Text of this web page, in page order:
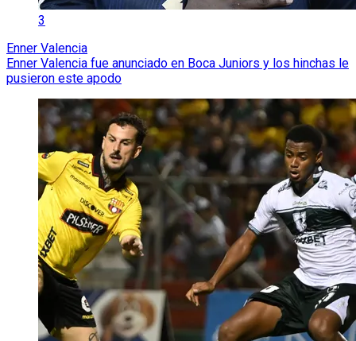
3
Enner Valencia
Enner Valencia fue anunciado en Boca Juniors y los hinchas le
pusieron este apodo